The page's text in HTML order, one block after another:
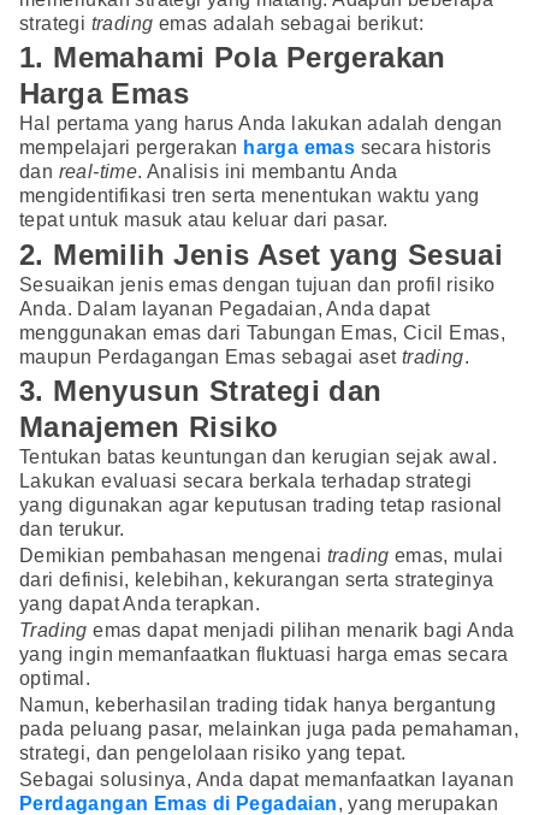
strategi trading emas adalah sebagai berikut:
1. Memahami Pola Pergerakan
Harga Emas
Hal pertama yang harus Anda lakukan adalah dengan
mempelajari pergerakan harga emas secara historis
dan real-time. Analisis ini membantu Anda
mengidentifikasi tren serta menentukan waktu yang
tepat untuk masuk atau keluar dari pasar.
2. Memilih Jenis Aset yang Sesuai
Sesuaikan jenis emas dengan tujuan dan profil risiko
Anda. Dalam layanan Pegadaian, Anda dapat
menggunakan emas dari Tabungan Emas, Cicil Emas,
maupun Perdagangan Emas sebagai aset trading.
3. Menyusun Strategi dan
Manajemen Risiko
Tentukan batas keuntungan dan kerugian sejak awal.
Lakukan evaluasi secara berkala terhadap strategi
yang digunakan agar keputusan trading tetap rasional
dan terukur.
Demikian pembahasan mengenai trading emas, mulai
dari definisi, kelebihan, kekurangan serta strateginya
yang dapat Anda terapkan.
Trading emas dapat menjadi pilihan menarik bagi Anda
yang ingin memanfaatkan fluktuasi harga emas secara
optimal.
Namun, keberhasilan trading tidak hanya bergantung
pada peluang pasar, melainkan juga pada pemahaman,
strategi, dan pengelolaan risiko yang tepat.
Sebagai solusinya, Anda dapat memanfaatkan layanan
Perdagangan Emas di Pegadaian, yang merupakan